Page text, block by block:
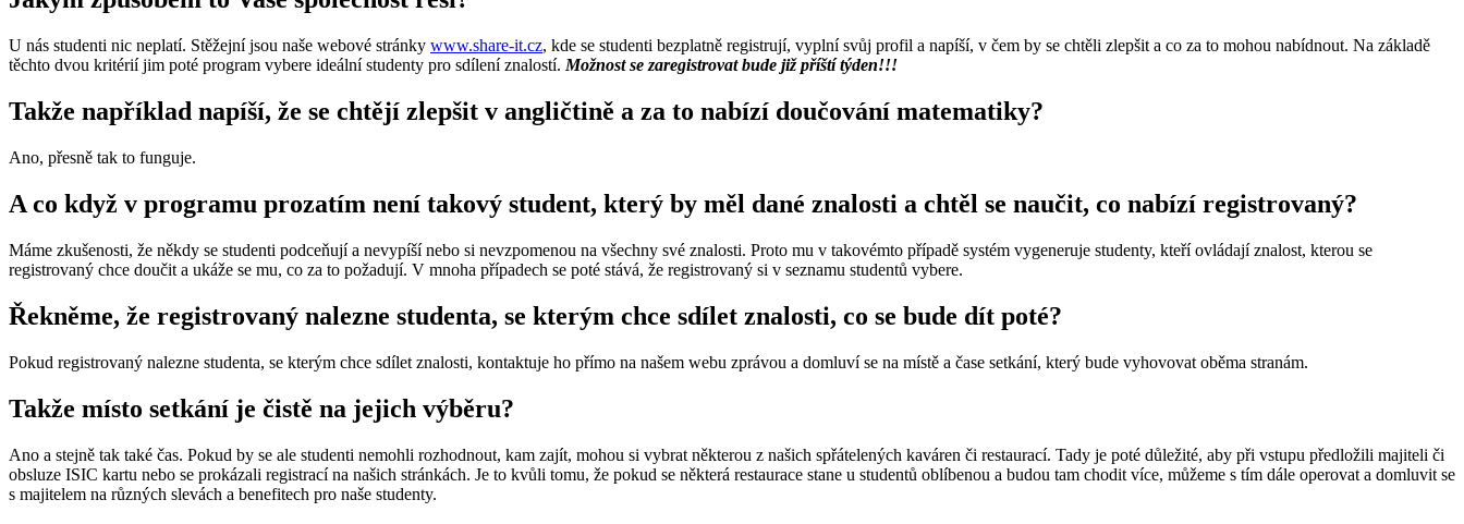
U nás studenti nic neplatí. Stěžejní jsou naše webové stránky www.share-it.cz, kde se studenti bezplatně registrují, vyplní svůj profil a napíší, v čem by se chtěli zlepšit a co za to mohou nabídnout. Na základě
těchto dvou kritérií jim poté program vybere ideální studenty pro sdílení znalostí. Možnost se zaregistrovat bude již příští týden!!!
Takže například napíší, že se chtějí zlepšit v angličtině a za to nabízí doučování matematiky?
Ano, přesně tak to funguje.
A co když v programu prozatím není takový student, který by měl dané znalosti a chtěl se naučit, co nabízí registrovaný?
Máme zkušenosti, že někdy se studenti podceňují a nevypíší nebo si nevzpomenou na všechny své znalosti. Proto mu v takovémto případě systém vygeneruje studenty, kteří ovládají znalost, kterou se
registrovaný chce doučit a ukáže se mu, co za to požadují. V mnoha případech se poté stává, že registrovaný si v seznamu studentů vybere.
Řekněme, že registrovaný nalezne studenta, se kterým chce sdílet znalosti, co se bude dít poté?
Pokud registrovaný nalezne studenta, se kterým chce sdílet znalosti, kontaktuje ho přímo na našem webu zprávou a domluví se na místě a čase setkání, který bude vyhovovat oběma stranám.
Takže místo setkání je čistě na jejich výběru?
Ano a stejně tak také čas. Pokud by se ale studenti nemohli rozhodnout, kam zajít, mohou si vybrat některou z našich spřátelených kaváren či restaurací. Tady je poté důležité, aby při vstupu předložili majiteli či
obsluze ISIC kartu nebo se prokázali registrací na našich stránkách. Je to kvůli tomu, že pokud se některá restaurace stane u studentů oblíbenou a budou tam chodit více, můžeme s tím dále operovat a domluvit se
s majitelem na různých slevách a benefitech pro naše studenty.